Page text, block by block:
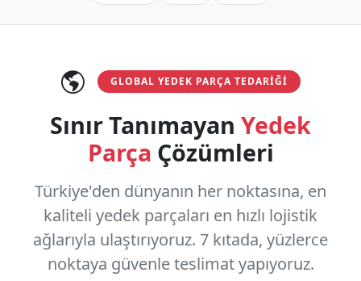
GLOBAL YEDEK PARÇA TEDARIĞI
Sınır Tanımayan Yedek
Parça Çözümleri
Türkiye'den dünyanın her noktasına, en
kaliteli yedek parçaları en hızlı lojistik
ağlarıyla ulaştırıyoruz. 7 kıtada, yüzlerce
noktaya güvenle teslimat yapıyoruz.